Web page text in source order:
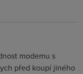
modemu s
před koupí jiného